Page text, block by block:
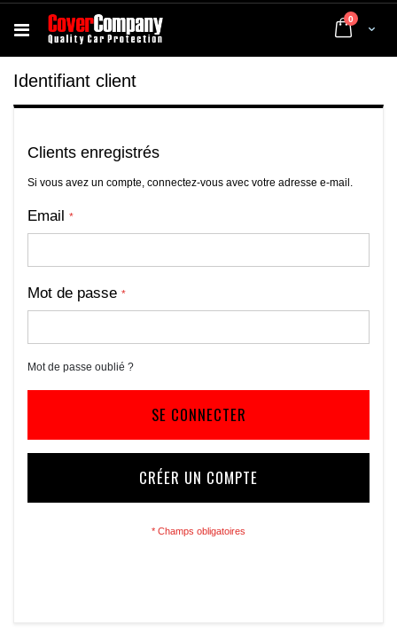
Cart
0 articles
Identifiant client
Clients enregistrés
Si vous avez un compte, connectez-vous avec votre adresse e-mail.
Email
Mot de passe
Mot de passe oublié ?
SE CONNECTER
CRÉER UN COMPTE